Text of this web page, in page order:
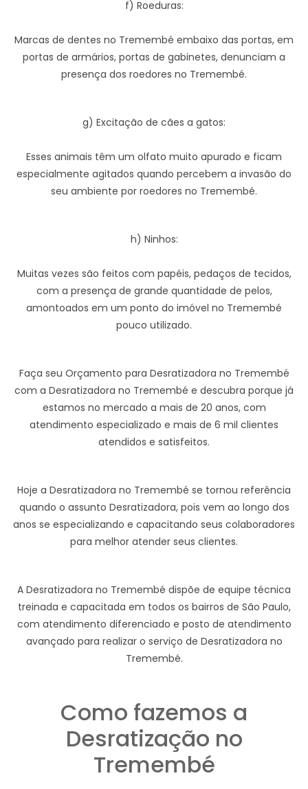
f) Roeduras:
Marcas de dentes no Tremembé embaixo das portas, em
portas de armários, portas de gabinetes, denunciam a
presença dos roedores no Tremembé.
g) Excitação de cães a gatos:
Esses animais têm um olfato muito apurado e ficam
especialmente agitados quando percebem a invasão do
seu ambiente por roedores no Tremembé.
h) Ninhos:
Muitas vezes são feitos com papéis, pedaços de tecidos,
com a presença de grande quantidade de pelos,
amontoados em um ponto do imóvel no Tremembé
pouco utilizado.
Faça seu Orçamento para Desratizadora no Tremembé
com a Desratizadora no Tremembé e descubra porque já
estamos no mercado a mais de 20 anos, com
atendimento especializado e mais de 6 mil clientes
atendidos e satisfeitos.
Hoje a Desratizadora no Tremembé se tornou referência
quando o assunto Desratizadora, pois vem ao longo dos
anos se especializando e capacitando seus colaboradores
para melhor atender seus clientes.
A Desratizadora no Tremembé dispõe de equipe técnica
treinada e capacitada em todos os bairros de São Paulo,
com atendimento diferenciado e posto de atendimento
avançado para realizar o serviço de Desratizadora no
Tremembé.
Como fazemos a
Desratização no
Tremembé